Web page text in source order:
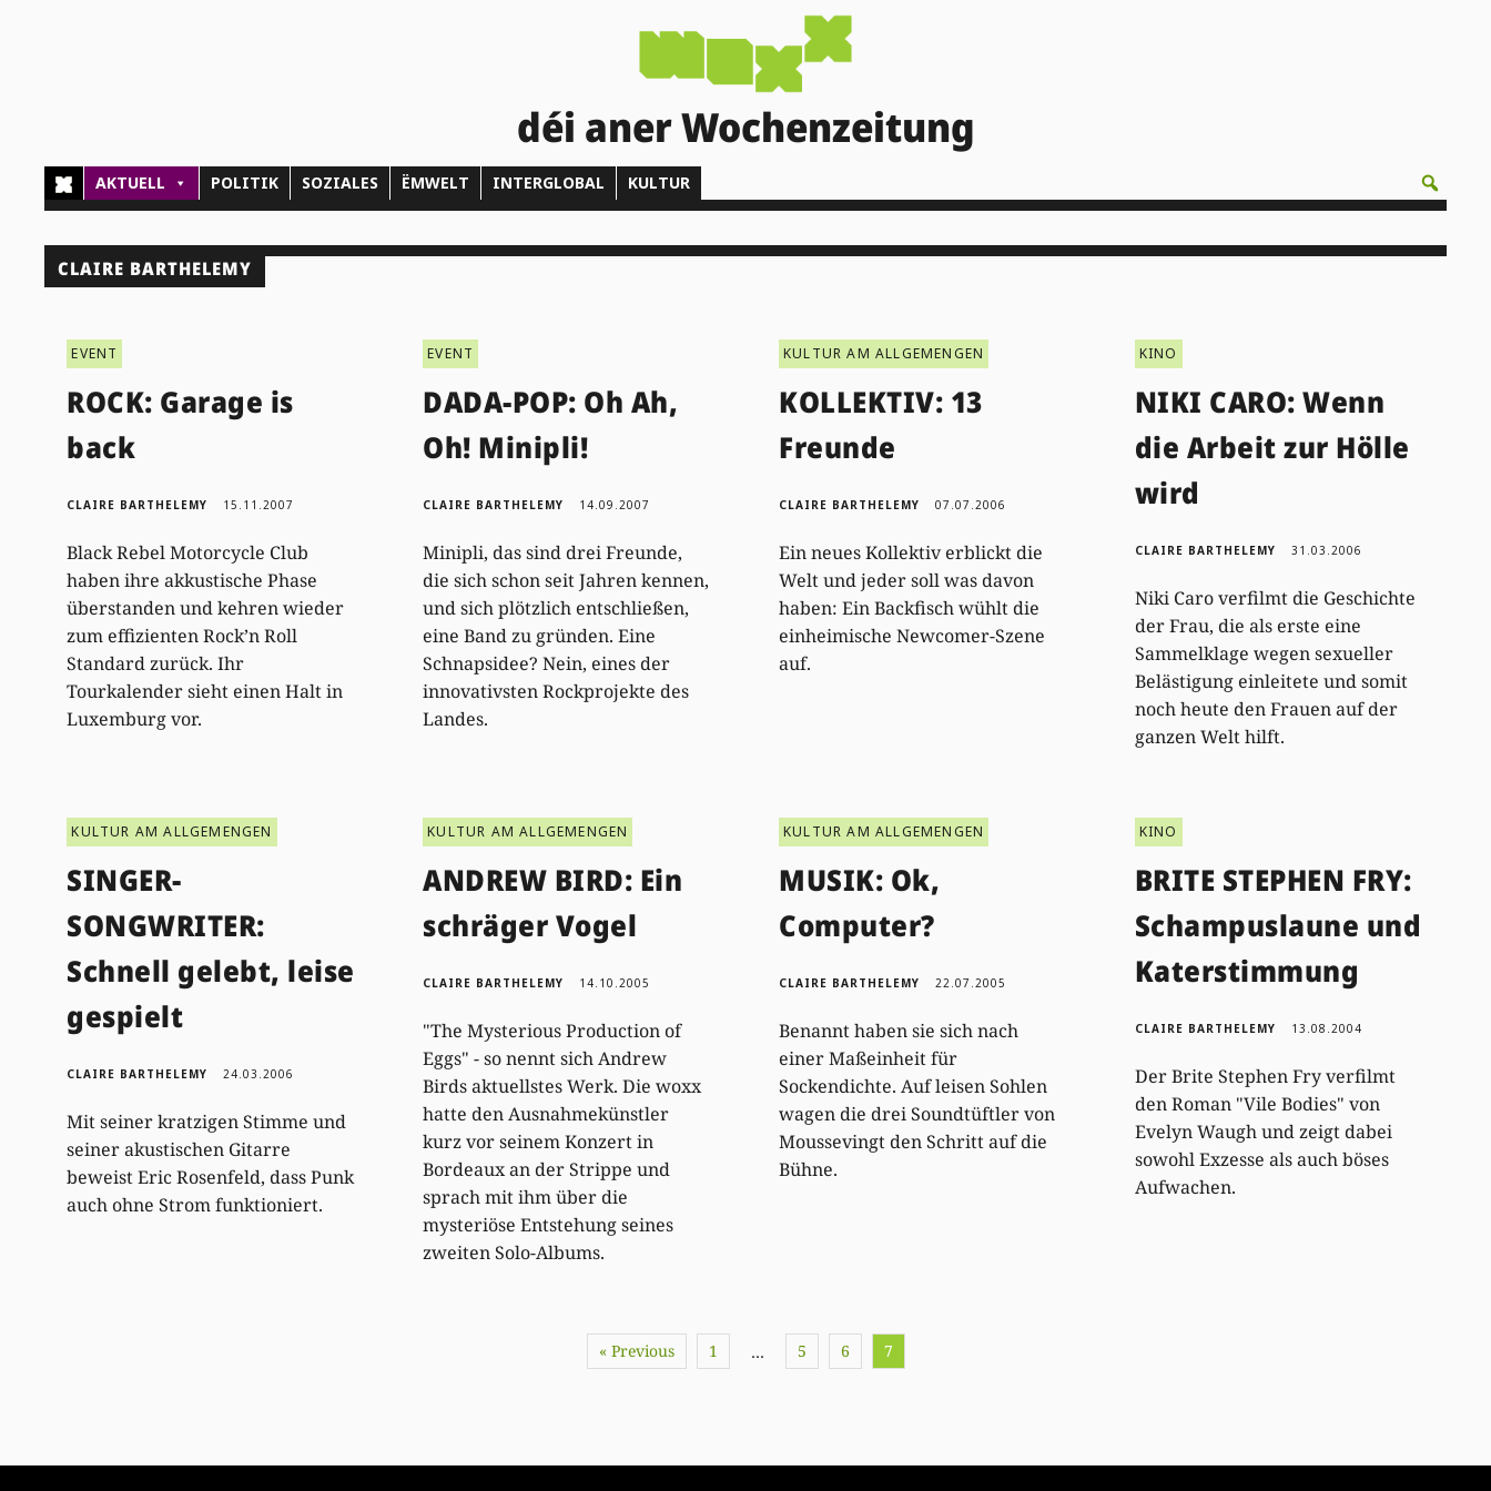
déi aner Wochenzeitung
AKTUELL POLITIK SOZIALES ËMWELT INTERGLOBAL KULTUR
CLAIRE BARTHELEMY
EVENT
ROCK: Garage is
back
CLAIRE BARTHELEMY 15.11.2007
Black Rebel Motorcycle Club
haben ihre akkustische Phase
überstanden und kehren wieder
zum effizienten Rock’n Roll
Standard zurück. Ihr
Tourkalender sieht einen Halt in
Luxemburg vor.
EVENT
DADA-POP: Oh Ah,
Oh! Minipli!
CLAIRE BARTHELEMY 14.09.2007
Minipli, das sind drei Freunde,
die sich schon seit Jahren kennen,
und sich plötzlich entschließen,
eine Band zu gründen. Eine
Schnapsidee? Nein, eines der
innovativsten Rockprojekte des
Landes.
KULTUR AM ALLGEMENGEN
KOLLEKTIV: 13
Freunde
CLAIRE BARTHELEMY 07.07.2006
Ein neues Kollektiv erblickt die
Welt und jeder soll was davon
haben: Ein Backfisch wühlt die
einheimische Newcomer-Szene
auf.
KINO
NIKI CARO: Wenn
die Arbeit zur Hölle
wird
CLAIRE BARTHELEMY 31.03.2006
Niki Caro verfilmt die Geschichte
der Frau, die als erste eine
Sammelklage wegen sexueller
Belästigung einleitete und somit
noch heute den Frauen auf der
ganzen Welt hilft.
KULTUR AM ALLGEMENGEN
SINGER-
SONGWRITER:
Schnell gelebt, leise
gespielt
CLAIRE BARTHELEMY 24.03.2006
Mit seiner kratzigen Stimme und
seiner akustischen Gitarre
beweist Eric Rosenfeld, dass Punk
auch ohne Strom funktioniert.
KULTUR AM ALLGEMENGEN
ANDREW BIRD: Ein
schräger Vogel
CLAIRE BARTHELEMY 14.10.2005
"The Mysterious Production of
Eggs" - so nennt sich Andrew
Birds aktuellstes Werk. Die woxx
hatte den Ausnahmekünstler
kurz vor seinem Konzert in
Bordeaux an der Strippe und
sprach mit ihm über die
mysteriöse Entstehung seines
zweiten Solo-Albums.
KULTUR AM ALLGEMENGEN
MUSIK: Ok,
Computer?
CLAIRE BARTHELEMY 22.07.2005
Benannt haben sie sich nach
einer Maßeinheit für
Sockendichte. Auf leisen Sohlen
wagen die drei Soundtüftler von
Moussevingt den Schritt auf die
Bühne.
KINO
BRITE STEPHEN FRY:
Schampuslaune und
Katerstimmung
CLAIRE BARTHELEMY 13.08.2004
Der Brite Stephen Fry verfilmt
den Roman "Vile Bodies" von
Evelyn Waugh und zeigt dabei
sowohl Exzesse als auch böses
Aufwachen.
« Previous 1 … 5 6 7